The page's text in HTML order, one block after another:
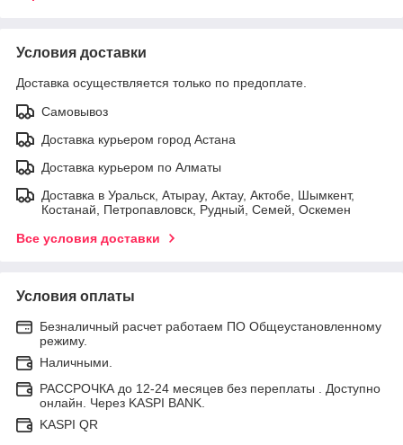
Условия доставки
Доставка осуществляется только по предоплате.
Самовывоз
Доставка курьером город Астана
Доставка курьером по Алматы
Доставка в Уральск, Атырау, Актау, Актобе, Шымкент,
Костанай, Петропавловск, Рудный, Семей, Оскемен
Все условия доставки
Условия оплаты
Безналичный расчет работаем ПО Общеустановленному
режиму.
Наличными.
РАССРОЧКА до 12-24 месяцев без переплаты . Доступно
онлайн. Через KASPI BANK.
KASPI QR